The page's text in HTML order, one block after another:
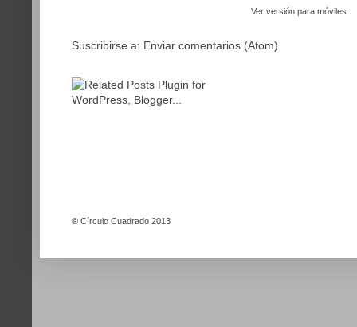
Ver versión para móviles
Suscribirse a: Enviar comentarios (Atom)
® Círculo Cuadrado 2013